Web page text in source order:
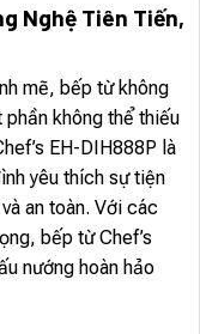
Nghệ Tiên Tiến,
mẽ, bếp từ không
không thể thiếu
EH-DIH888P là
yêu thích sự tiện
an toàn. Với các
bếp từ Chef’s
nướng hoàn hảo